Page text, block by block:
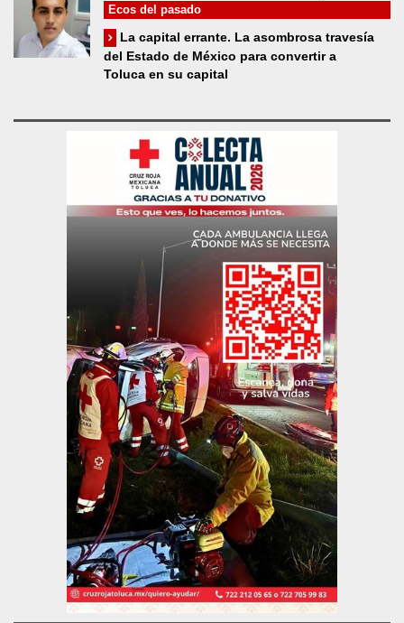
Ecos del pasado
La capital errante. La asombrosa travesía
del Estado de México para convertir a
Toluca en su capital